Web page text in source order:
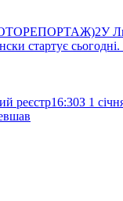
(ФОТОРЕПОРТАЖ)2У
стартує
реєстр16:30З 1